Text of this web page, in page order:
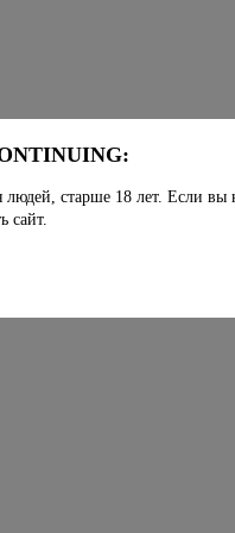
людей, старше 18 лет. Если вы
сайт.